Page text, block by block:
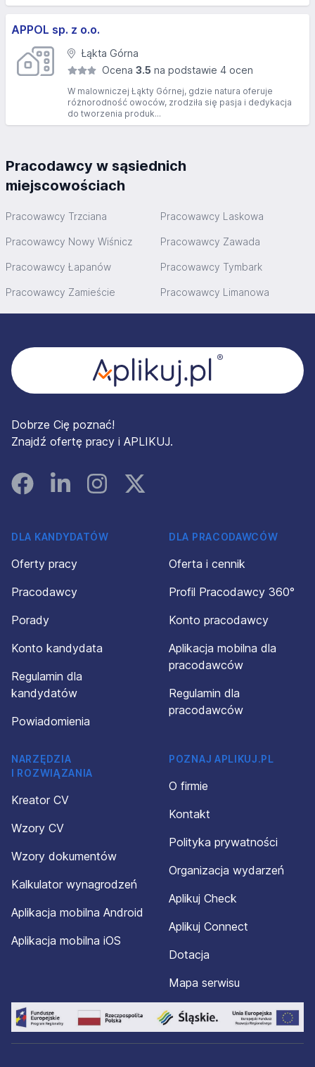
APPOL sp. z o.o.
Łąkta Górna
Ocena3.5 na podstawie 4 ocen
W malowniczej Łąkty Górnej, gdzie natura oferuje
różnorodność owoców, zrodziła się pasja i dedykacja
do tworzenia produk...
Pracodawcy w sąsiednich
miejscowościach
Pracowawcy Trzciana Pracowawcy Laskowa
Pracowawcy Nowy Wiśnicz Pracowawcy Zawada
Pracowawcy Łapanów Pracowawcy Tymbark
Pracowawcy Zamieście Pracowawcy Limanowa
Dobrze Cię poznać!
Znajdź ofertę pracy i APLIKUJ.
FacebookLinked InInstagramInstagram
DLA KANDYDATÓW
Oferty pracy
Pracodawcy
Porady
Konto kandydata
Regulamin dla
kandydatów
Powiadomienia
DLA PRACODAWCÓW
Oferta i cennik
Profil Pracodawcy 360°
Konto pracodawcy
Aplikacja mobilna dla
pracodawców
Regulamin dla
pracodawców
NARZĘDZIA
I ROZWIĄZANIA
Kreator CV
Wzory CV
Wzory dokumentów
Kalkulator wynagrodzeń
Aplikacja mobilna Android
Aplikacja mobilna iOS
POZNAJ APLIKUJ.PL
O firmie
Kontakt
Polityka prywatności
Organizacja wydarzeń
Aplikuj Check
Aplikuj Connect
Dotacja
Mapa serwisu